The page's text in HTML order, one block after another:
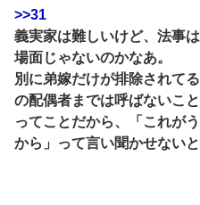
>>31
義実家は難しいけど、法事
場面じゃないのかなあ。
別に弟嫁だけが排除されて
の配偶者までは呼ばないこと
ってことだから、「これが
から」って言い聞かせないと